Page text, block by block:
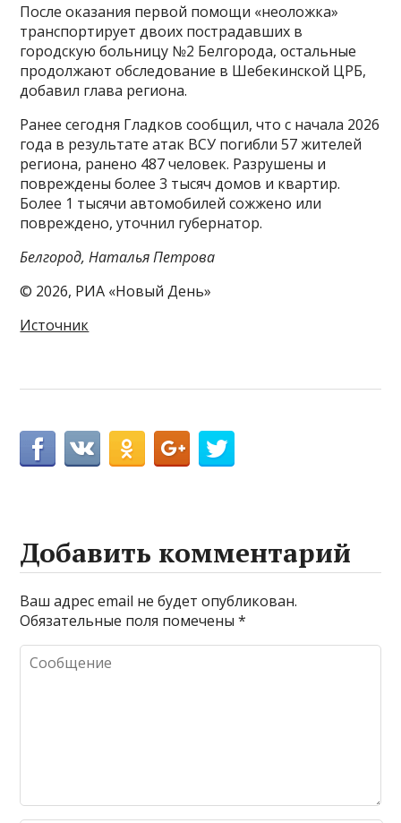
После оказания первой помощи «неоложка»
транспортирует двоих пострадавших в
городскую больницу №2 Белгорода, остальные
продолжают обследование в Шебекинской ЦРБ,
добавил глава региона.
Ранее сегодня Гладков сообщил, что с начала 2026
года в результате атак ВСУ погибли 57 жителей
региона, ранено 487 человек. Разрушены и
повреждены более 3 тысяч домов и квартир.
Более 1 тысячи автомобилей сожжено или
повреждено, уточнил губернатор.
Белгород, Наталья Петрова
© 2026, РИА «Новый День»
Источник
Добавить комментарий
Ваш адрес email не будет опубликован.
Обязательные поля помечены*